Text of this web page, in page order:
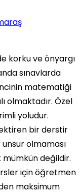
korku ve önyargı
sınavlarda
matematiği
olmaktadır. Özel
yoludur.
bir derstir
unsur olmaması
mümkün değildir.
için öğretmen
maksimum